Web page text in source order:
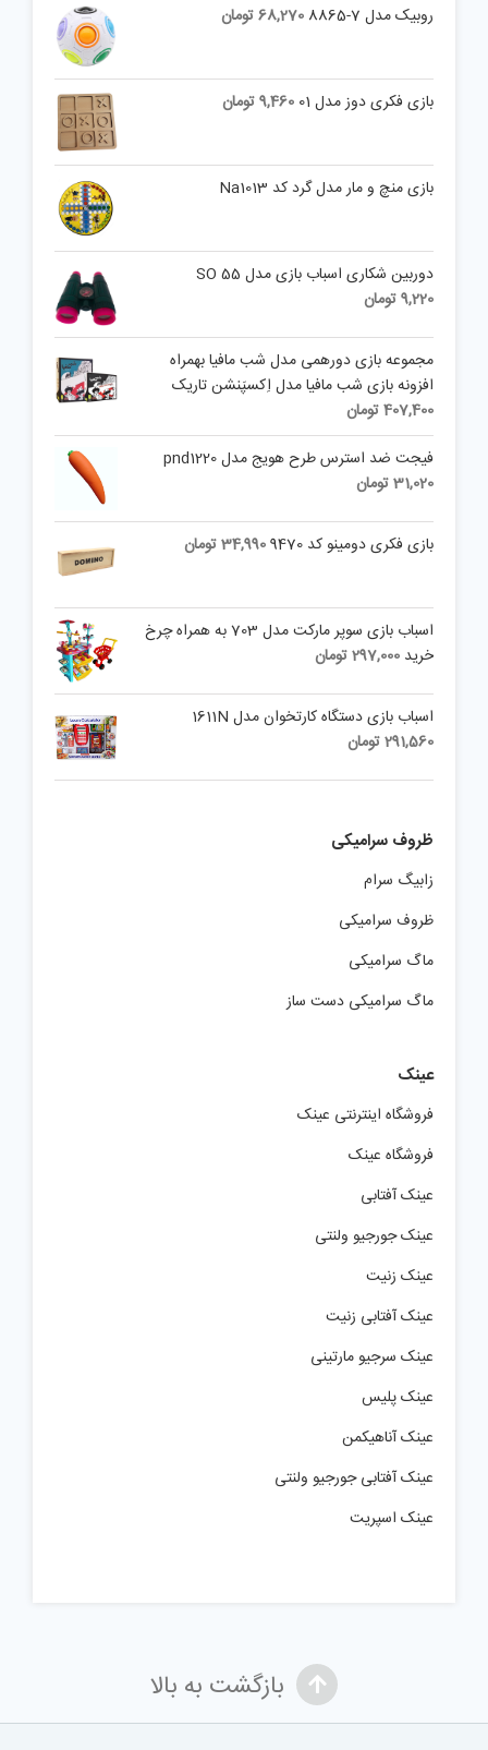
روبیک مدل 7-8865 68,270تومان
بازی فکری دوز مدل 01 9,460تومان
بازی منچ و مار مدل گرد کد Na1013
دوربین شکاری اسباب بازی مدل SO 55
9,220تومان
مجموعه بازی دورهمی مدل شب مافیا بهمراه
افزونه بازی شب مافیا مدل اِکسپَنشن تاریک
407,400تومان
فیجت ضد استرس طرح هویج مدل pnd1220
31,020تومان
بازی فکری دومینو کد 9470 34,990تومان
اسباب بازی سوپر مارکت مدل 703 به همراه چرخ
خرید 297,000تومان
اسباب بازی دستگاه کارتخوان مدل 1611N
291,560تومان
ظروف سرامیکی
زابیگ سرام
ظروف سرامیکی
ماگ سرامیکی
ماگ سرامیکی دست ساز
عینک
فروشگاه اینترنتی عینک
فروشگاه عینک
عینک آفتابی
عینک جورجیو ولنتی
عینک زنیت
عینک آفتابی زنیت
عینک سرجیو مارتینی
عینک پلیس
عینک آناهیکمن
عینک آفتابی جورجیو ولنتی
عینک اسپریت
بازگشت به بالا